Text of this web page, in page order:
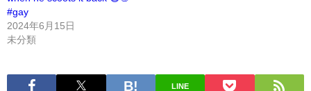
#gay
2024年6月15日
未分類
LINE